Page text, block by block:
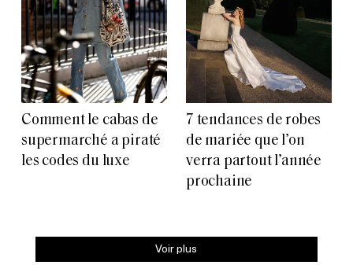
Comment le cabas de
supermarché a piraté
les codes du luxe
7 tendances de robes
de mariée que l’on
verra partout l’année
prochaine
Voir plus